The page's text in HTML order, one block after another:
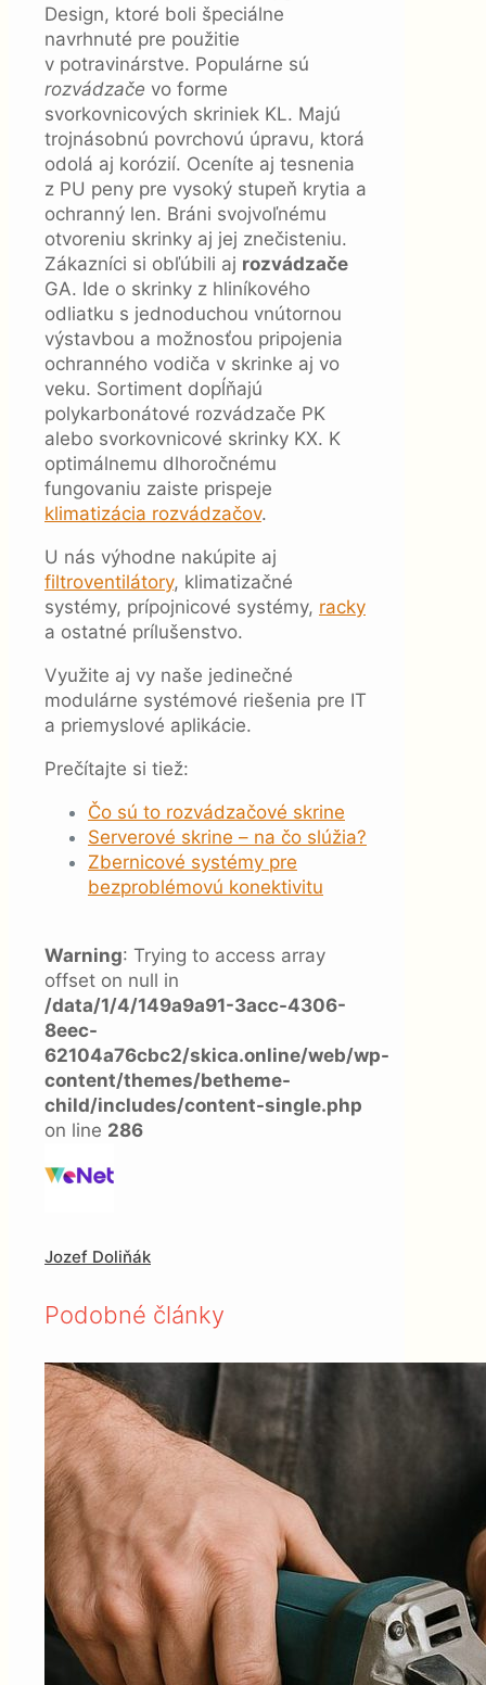
Design, ktoré boli špeciálne
navrhnuté pre použitie
v potravinárstve. Populárne sú
rozvádzače vo forme
svorkovnicových skriniek KL. Majú
trojnásobnú povrchovú úpravu, ktorá
odolá aj korózií. Oceníte aj tesnenia
z PU peny pre vysoký stupeň krytia a
ochranný len. Bráni svojvoľnému
otvoreniu skrinky aj jej znečisteniu.
Zákazníci si obľúbili aj rozvádzače
GA. Ide o skrinky z hliníkového
odliatku s jednoduchou vnútornou
výstavbou a možnosťou pripojenia
ochranného vodiča v skrinke aj vo
veku. Sortiment dopĺňajú
polykarbonátové rozvádzače PK
alebo svorkovnicové skrinky KX. K
optimálnemu dlhoročnému
fungovaniu zaiste prispeje
klimatizácia rozvádzačov.
U nás výhodne nakúpite aj
filtroventilátory, klimatizačné
systémy, prípojnicové systémy, racky
a ostatné prílušenstvo.
Využite aj vy naše jedinečné
modulárne systémové riešenia pre IT
a priemyslové aplikácie.
Prečítajte si tiež:
Čo sú to rozvádzačové skrine
Serverové skrine – na čo slúžia?
Zbernicové systémy pre
bezproblémovú konektivitu
Warning: Trying to access array
offset on null in
/data/1/4/149a9a91-3acc-4306-
8eec-
62104a76cbc2/skica.online/web/wp-
content/themes/betheme-
child/includes/content-single.php
on line 286
Jozef Doliňák
Podobné články